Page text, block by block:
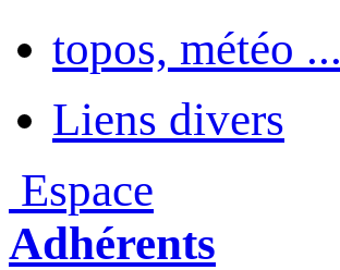
topos, météo ...
Liens divers
Espace
Adhérents